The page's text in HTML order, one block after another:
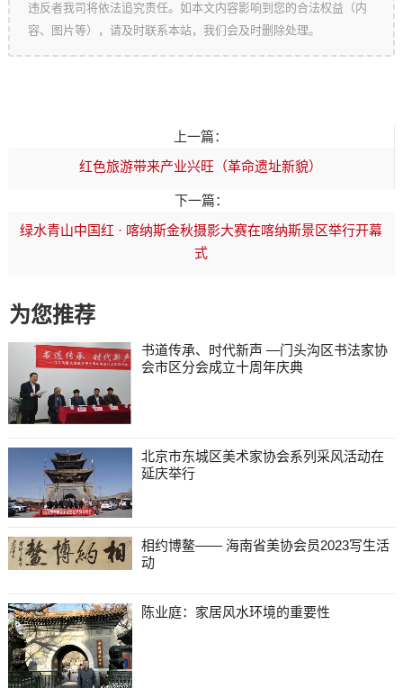
违反者我司将依法追究责任。如本文内容影响到您的合法权益（内
容、图片等），请及时联系本站，我们会及时删除处理。
上一篇：
红色旅游带来产业兴旺（革命遗址新貌）
下一篇：
绿水青山中国红 · 喀纳斯金秋摄影大赛在喀纳斯景区举行开幕
式
为您推荐
书道传承、时代新声 —门头沟区书法家协
会市区分会成立十周年庆典
北京市东城区美术家协会系列采风活动在
延庆举行
相约博鳌—— 海南省美协会员2023写生活
动
陈业庭：家居风水环境的重要性